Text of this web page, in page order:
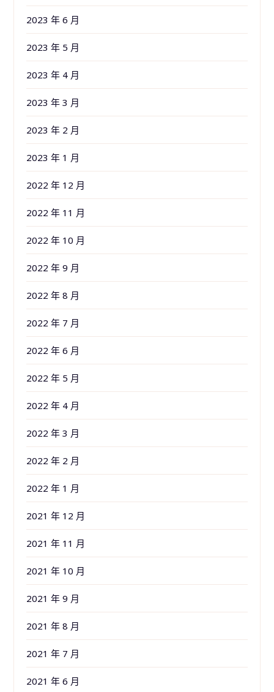
2023 年 6 月
2023 年 5 月
2023 年 4 月
2023 年 3 月
2023 年 2 月
2023 年 1 月
2022 年 12 月
2022 年 11 月
2022 年 10 月
2022 年 9 月
2022 年 8 月
2022 年 7 月
2022 年 6 月
2022 年 5 月
2022 年 4 月
2022 年 3 月
2022 年 2 月
2022 年 1 月
2021 年 12 月
2021 年 11 月
2021 年 10 月
2021 年 9 月
2021 年 8 月
2021 年 7 月
2021 年 6 月